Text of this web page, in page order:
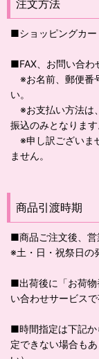
注文方法
■ショッピングカー
■FAX、お問い合わ
※お名前、郵便番
い。
※お支払い方法は
振込のみとなります
※申し訳ございま
ません。
商品引渡時期
■商品ご注文後、営
※土・日・祝祭日の
■出荷後に「お荷物
い合わせサービスで
■時間指定は下記か
定できない場合も